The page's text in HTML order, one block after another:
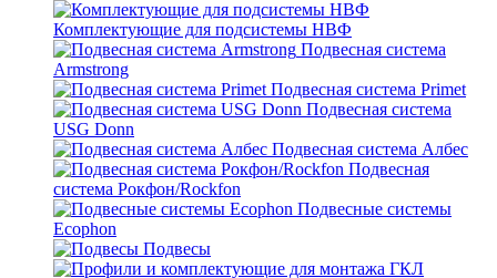
Комплектующие для подсистемы НВФ
Подвесная система
Armstrong
Подвесная система Primet
Подвесная система
USG Donn
Подвесная система Албес
Подвесная
система Рокфон/Rockfon
Подвесные системы
Ecophon
Подвесы